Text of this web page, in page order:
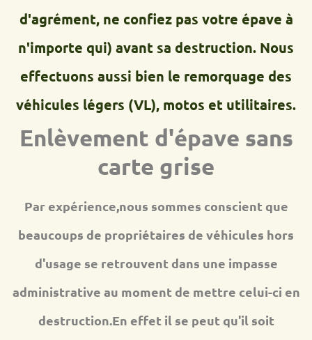
d'agrément, ne confiez pas votre épave à
n'importe qui) avant sa destruction. Nous
effectuons aussi bien le remorquage des
véhicules légers (VL), motos et utilitaires.
Enlèvement d'épave sans
carte grise
Par expérience,nous sommes conscient que
beaucoups de propriétaires de véhicules hors
d'usage se retrouvent dans une impasse
administrative au moment de mettre celui-ci en
destruction.En effet il se peut qu'il soit